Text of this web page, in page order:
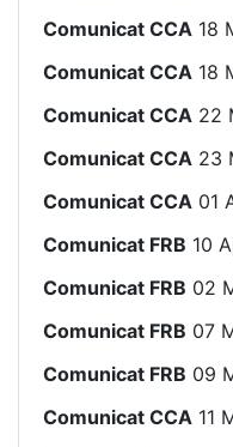
Comunicat CCA 18
Comunicat CCA 18
Comunicat CCA 22
Comunicat CCA 23
Comunicat CCA 01
Comunicat FRB 10
Comunicat FRB 02
Comunicat FRB 07
Comunicat FRB 09
Comunicat CCA 11